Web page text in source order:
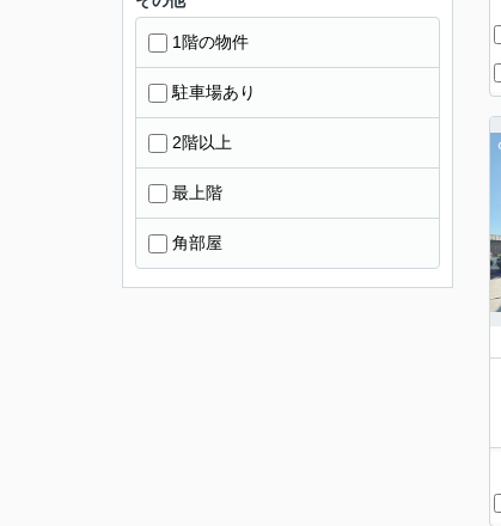
1階の物件
駐車場あり
2階以上
最上階
角部屋